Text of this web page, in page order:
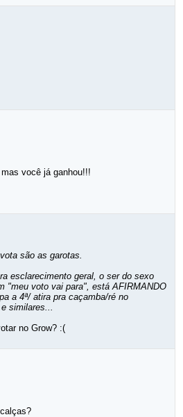
você já ganhou!!!
são as garotas.
esclarecimento geral, o ser do sexo
"meu voto vai para", está AFIRMANDO
a 4ª/ atira pra caçamba/ré no
similares...
no Grow? :(